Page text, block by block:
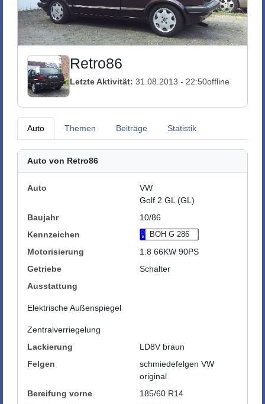
Retro86
Letzte Aktivität: 31.08.2013 - 22:50offline
Auto Themen Beiträge Statistik
Auto von Retro86
Auto
VW
Golf 2 GL (GL)
Baujahr
10/86
Kennzeichen
BOH G 286
Motorisierung
1.8 66KW 90PS
Getriebe
Schalter
Ausstattung
Elektrische Außenspiegel
Zentralverriegelung
Lackierung
LD8V braun
Felgen
schmiedefelgen VW
original
Bereifung vorne
185/60 R14